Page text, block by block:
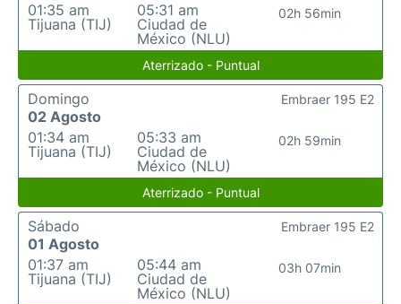
01:35 am
Tijuana (TIJ)
05:31 am
Ciudad de
México (NLU)
02h 56min
Aterrizado - Puntual
Domingo
02 Agosto
01:34 am
Tijuana (TIJ)
05:33 am
Ciudad de
México (NLU)
02h 59min
Embraer 195 E2
Aterrizado - Puntual
Sábado
01 Agosto
01:37 am
Tijuana (TIJ)
05:44 am
Ciudad de
México (NLU)
03h 07min
Embraer 195 E2